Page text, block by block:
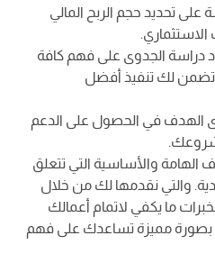
على تحديد حجم الربح المالي
دراسة الجدوى على فهم كافة
تضمن لك تنفيذ أفضل
الهدف في الحصول على الدعم
والأساسية التي تتعلق
والتي نقدمها لك من خلال
ما يكفي لاتمام أعمالك
بصورة مميزة تساعدك على فهم